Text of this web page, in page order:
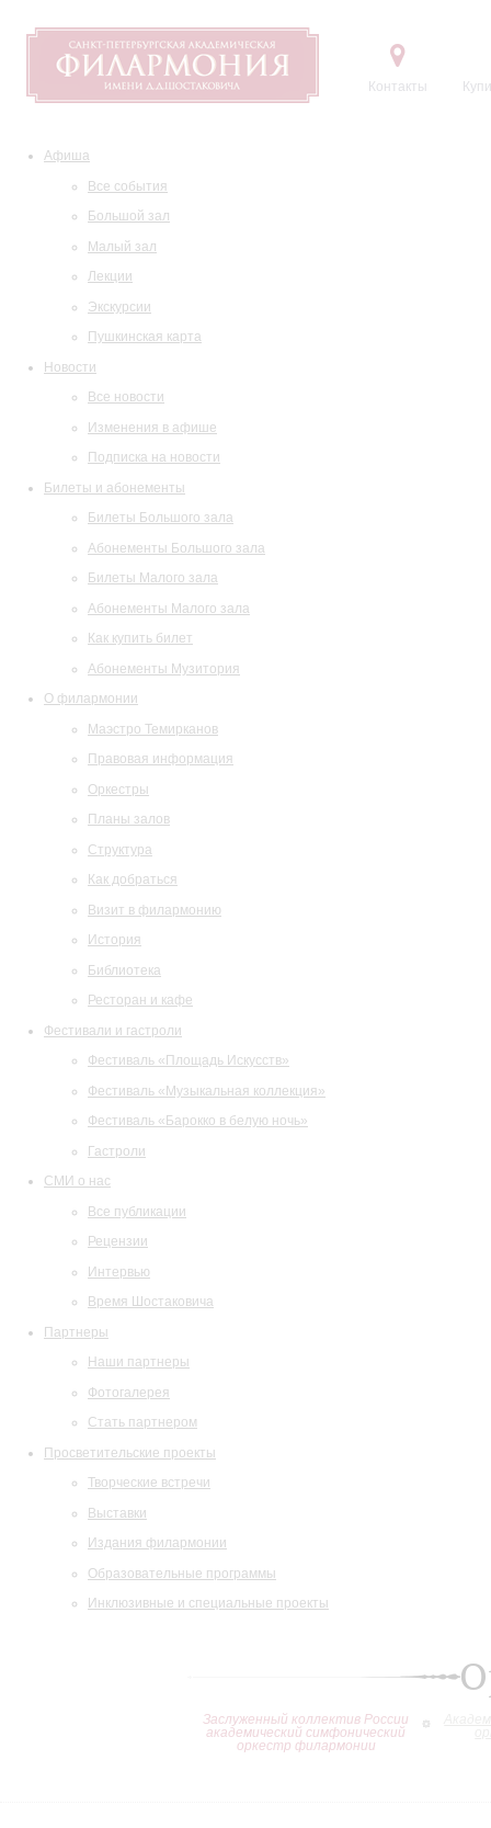
Контакты
Афиша
Все события
Большой зал
Малый зал
Лекции
Экскурсии
Пушкинская карта
Новости
Все новости
Изменения в афише
Подписка на новости
Билеты и абонементы
Билеты Большого зала
Абонементы Большого зала
Билеты Малого зала
Абонементы Малого зала
Как купить билет
Абонементы Музитория
О филармонии
Маэстро Темирканов
Правовая информация
Оркестры
Планы залов
Структура
Как добраться
Визит в филармонию
История
Библиотека
Ресторан и кафе
Фестивали и гастроли
Фестиваль «Площадь Искусств»
Фестиваль «Музыкальная коллекция»
Фестиваль «Барокко в белую ночь»
Гастроли
СМИ о нас
Все публикации
Рецензии
Интервью
Время Шостаковича
Партнеры
Наши партнеры
Фотогалерея
Стать партнером
Просветительские проекты
Творческие встречи
Выставки
Издания филармонии
Образовательные программы
Инклюзивные и специальные проекты
Заслуженный коллектив России
академический симфонический
оркестр филармонии